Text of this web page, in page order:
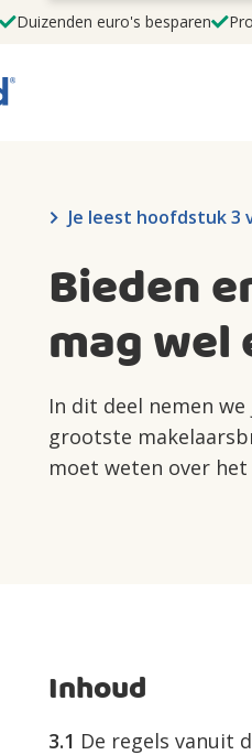
Duizenden euro's besparen
Je leest hoofdstuk 3
Bieden
mag wel
In dit deel nemen
grootste
moet weten over
Inhoud
3.1 De regels vanuit